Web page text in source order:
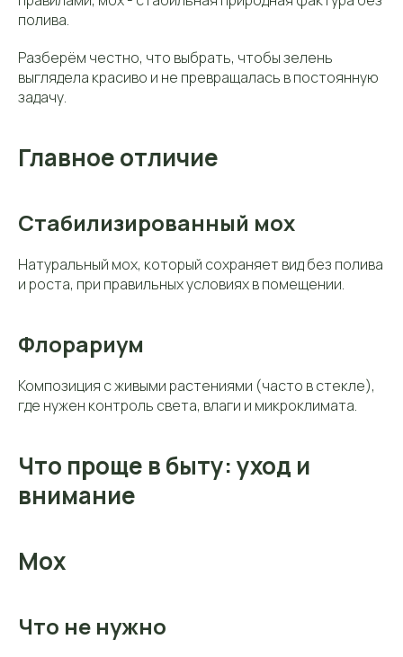
полива.
Разберём честно, что выбрать, чтобы зелень
выглядела красиво и не превращалась в постоянную
задачу.
Главное отличие
Стабилизированный мох
Натуральный мох, который сохраняет вид без полива
и роста, при правильных условиях в помещении.
Флорариум
Композиция с живыми растениями (часто в стекле),
где нужен контроль света, влаги и микроклимата.
Что проще в быту: уход и
внимание
Мох
Что не нужно